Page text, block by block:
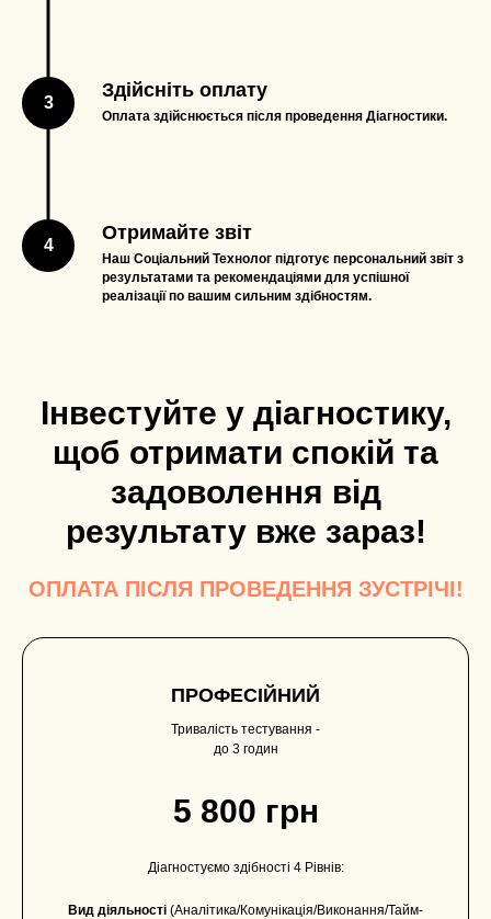
Здійсніть оплату
Оплата здійснюється після проведення Діагностики.
Отримайте звіт
Наш Соціальний Технолог підготує персональний звіт з
результатами та рекомендаціями для успішної
реалізації по вашим сильним здібностям.
Інвестуйте у діагностику,
щоб отримати спокій та
задоволення від
результату вже зараз!
ОПЛАТА ПІСЛЯ ПРОВЕДЕННЯ ЗУСТРІЧІ!
ПРОФЕСІЙНИЙ
Тривалість тестування -
до 3 годин
5 800 грн
Діагностуємо здібності 4 Рівнів:
Вид діяльності (Аналітика/Комунікація/Виконання/Тайм-